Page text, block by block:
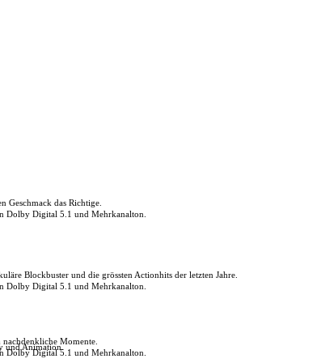
Geschmack das Richtige.
Dolby Digital 5.1 und Mehrkanalton.
Blockbuster und die grössten Actionhits der letzten Jahre.
Dolby Digital 5.1 und Mehrkanalton.
Momente.
und Animation.
Dolby Digital 5.1 und Mehrkanalton.